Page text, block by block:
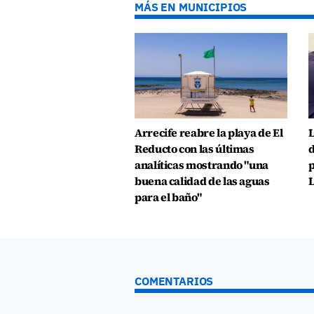
MÁS EN MUNICIPIOS
Arrecife reabre la playa de El
Reducto con las últimas
analíticas mostrando "una
buena calidad de las aguas
para el baño"
COMENTARIOS